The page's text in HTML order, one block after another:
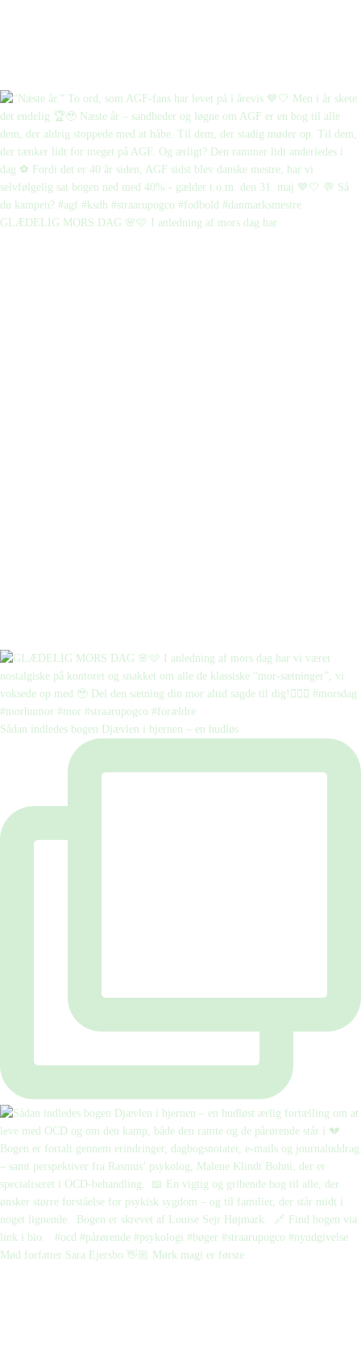
GLÆDELIG MORS DAG 🌸🩷 I anledning af mors dag har
Sådan indledes bogen Djævlen i hjernen – en hudløs
Mød forfatter Sara Ejersbo 👋🏼 Mørk magi er første